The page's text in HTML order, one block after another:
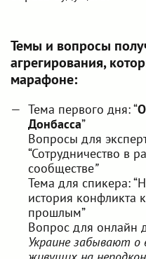
Темы и вопросы
агрегирования,
марафоне:
Тема первого дня: “
Донбасса”
Вопросы для
“Сотрудничество в
сообществе”
Тема для спикера:
история конфликта
прошлым”
Вопрос для онлайн
Украине забывают о